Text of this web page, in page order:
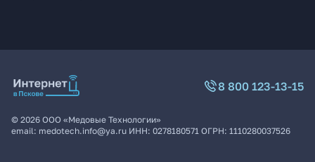
8 800 123-13-15
© 2026 ООО «Медовые Технологии»
email: medotech.info@ya.ru ИНН: 0278180571 ОГРН: 1110280037526